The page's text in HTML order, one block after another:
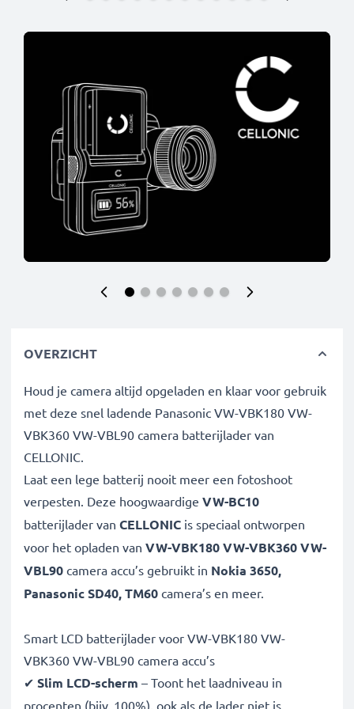
OVERZICHT
Houd je camera altijd opgeladen en klaar voor gebruik
met deze snel ladende Panasonic VW-VBK180 VW-
VBK360 VW-VBL90 camera batterijlader van
CELLONIC.
Laat een lege batterij nooit meer een fotoshoot
verpesten. Deze hoogwaardige VW-BC10
batterijlader van CELLONIC is speciaal ontworpen
voor het opladen van VW-VBK180 VW-VBK360 VW-
VBL90 camera accu’s gebruikt in Nokia 3650,
Panasonic SD40, TM60 camera’s en meer.
Smart LCD batterijlader voor VW-VBK180 VW-
VBK360 VW-VBL90 camera accu’s
✔ Slim LCD-scherm – Toont het laadniveau in
procenten (bijv. 100%), ook als de lader niet is